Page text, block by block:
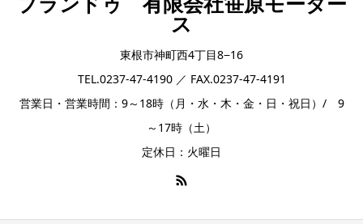
ス
東根市神町西4丁目8−16
TEL.0237-47-4190 ／ FAX.0237-47-4191
営業日・営業時間：9～18時（月・水・木・金・日・祝日）/ 9
～17時（土）
定休日：火曜日